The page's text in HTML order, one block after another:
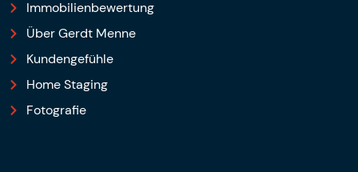
Immobilienbewertung
Über Gerdt Menne
Kundengefühle
Home Staging
Fotografie